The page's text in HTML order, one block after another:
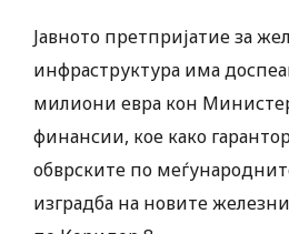
Јавното претпријатие за
инфраструктура има
милиони евра кон
финансии, кое како
обврските по
изградба на новите